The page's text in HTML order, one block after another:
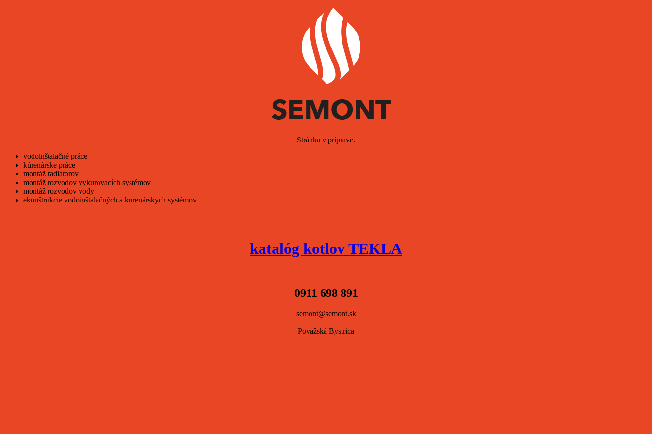
Stránka v príprave.
vodoinštalačné práce
kúrenárske práce
montáž radiátorov
montáž rozvodov vykurovacích systémov
montáž rozvodov vody
ekonštrukcie vodoinštalačných a kurenárskych systémov
katalóg kotlov TEKLA
0911 698 891
semont@semont.sk
Považská Bystrica